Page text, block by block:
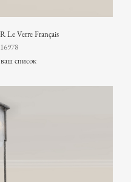
Le Verre Français
список